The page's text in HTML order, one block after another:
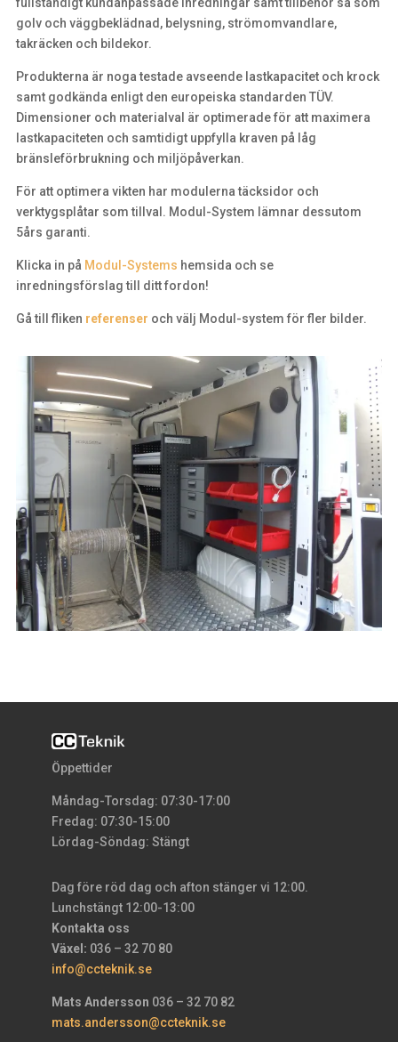
golv och väggbeklädnad, belysning, strömomvandlare,
takräcken och bildekor.
Produkterna är noga testade avseende lastkapacitet och krock
samt godkända enligt den europeiska standarden TÜV.
Dimensioner och materialval är optimerade för att maximera
lastkapaciteten och samtidigt uppfylla kraven på låg
bränsleförbrukning och miljöpåverkan.
För att optimera vikten har modulerna täcksidor och
verktygsplåtar som tillval. Modul-System lämnar dessutom
5års garanti.
Klicka in på Modul-Systems hemsida och se
inredningsförslag till ditt fordon!
Gå till fliken referenser och välj Modul-system för fler bilder.
Öppettider
Måndag-Torsdag: 07:30-17:00
Fredag: 07:30-15:00
Lördag-Söndag: Stängt
Dag före röd dag och afton stänger vi 12:00.
Lunchstängt 12:00-13:00
Kontakta oss
Växel: 036 – 32 70 80
info@ccteknik.se
Mats Andersson 036 – 32 70 82
mats.andersson@ccteknik.se